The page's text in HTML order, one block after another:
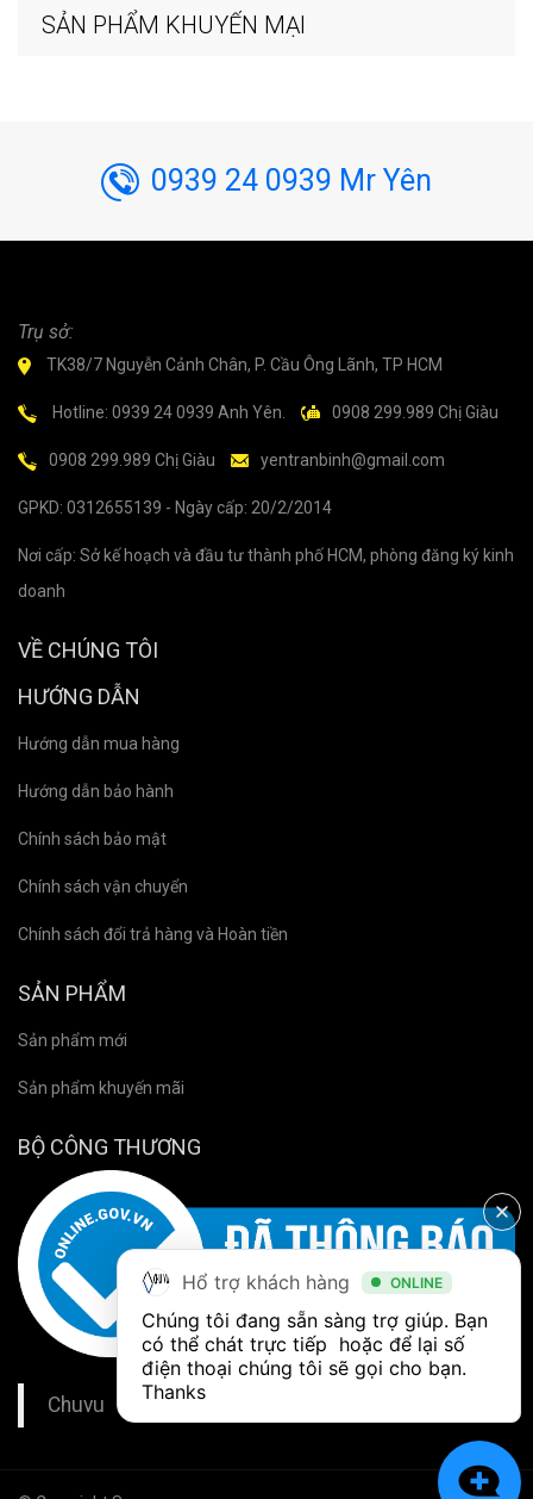
SẢN PHẨM KHUYẾN MẠI
0939 24 0939 Mr Yên
Trụ sở:
TK38/7 Nguyễn Cảnh Chân, P. Cầu Ông Lãnh, TP HCM
Hotline: 0939 24 0939 Anh Yên. 0908 299.989 Chị Giàu
0908 299.989 Chị Giàu yentranbinh@gmail.com
GPKD: 0312655139 - Ngày cấp: 20/2/2014
Nơi cấp: Sở kế hoạch và đầu tư thành phố HCM, phòng đăng ký kinh
doanh
VỀ CHÚNG TÔI
HƯỚNG DẪN
Hướng dẫn mua hàng
Hướng dẫn bảo hành
Chính sách bảo mật
Chính sách vận chuyển
Chính sách đổi trả hàng và Hoàn tiền
SẢN PHẨM
Sản phẩm mới
Sản phẩm khuyến mãi
BỘ CÔNG THƯƠNG
Chuvu
Hổ trợ khách hàng ONLINE
Chúng tôi đang sẵn sàng trợ giúp. Bạn
có thể chát trực tiếp  hoặc để lại số
điện thoại chúng tôi sẽ gọi cho bạn.
Thanks